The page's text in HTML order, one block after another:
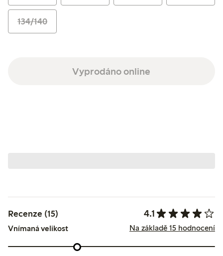
134/140
Vyprodáno online
Recenze (15) 4.1
Vnímaná velikost Na základě 15 hodnocení